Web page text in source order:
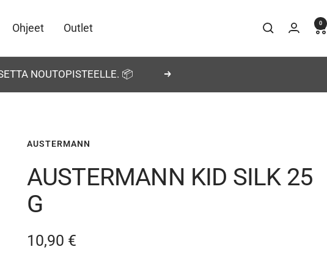
Ohjeet Outlet 0
NOUTOPISTEELLE. 📦 Seuraava
AUSTERMANN
AUSTERMANN KID SILK 25
G
Alennushinta
10,90 €